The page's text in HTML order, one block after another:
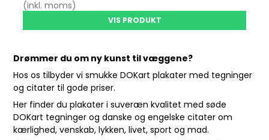
(inkl. moms)
VIS PRODUKT
Drømmer du om ny kunst til væggene?
Hos os tilbyder vi smukke DOKart plakater med tegninger
og citater til gode priser.
Her finder du plakater i suveræn kvalitet med søde
DOKart tegninger og danske og engelske citater om
kærlighed, venskab, lykken, livet, sport og mad.